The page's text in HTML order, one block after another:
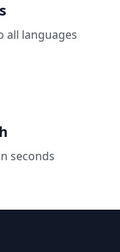
all languages
seconds